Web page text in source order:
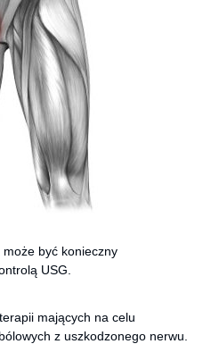
być konieczny
USG.
mających na celu
z uszkodzonego nerwu.